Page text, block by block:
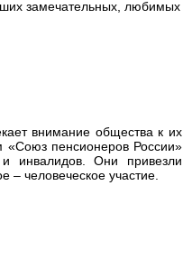
замечательных, любимых
внимание общества к их
пенсионеров России»
инвалидов. Они привезли
человеческое участие.